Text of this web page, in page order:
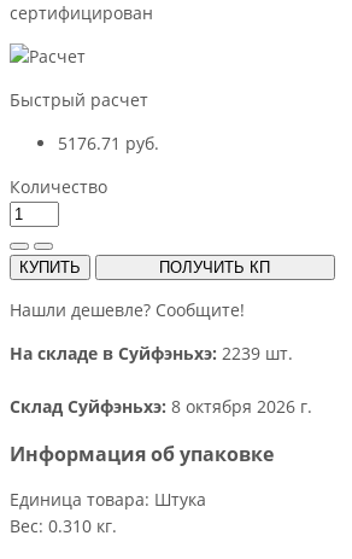
сертифицирован
Быстрый расчет
5176.71 руб.
Количество
КУПИТЬ ПОЛУЧИТЬ КП
Нашли дешевле? Сообщите!
На складе в Суйфэньхэ: 2239 шт.
Склад Суйфэньхэ: 8 октября 2026 г.
Информация об упаковке
Единица товара: Штука
Вес: 0.310 кг.